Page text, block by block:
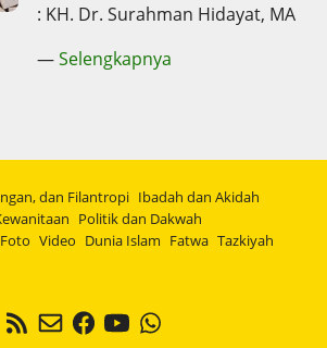
: KH. Dr. Surahman Hidayat, MA
—Selengkapnya
dan Filantropi Ibadah dan Akidah
Politik dan Dakwah
Foto Video Dunia Islam Fatwa Tazkiyah